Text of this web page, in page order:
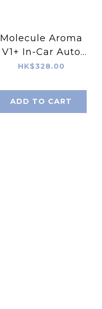
Molecule Aroma
V1+ In-Car Auto
Scent (Matt White
Blue)
HK$328.00
ADD TO CART